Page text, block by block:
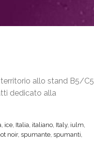
allo stand B5/C5
dedicato alla
, ice, Italia, italiano, Italy, iulm,
noir, spumante, spumanti,